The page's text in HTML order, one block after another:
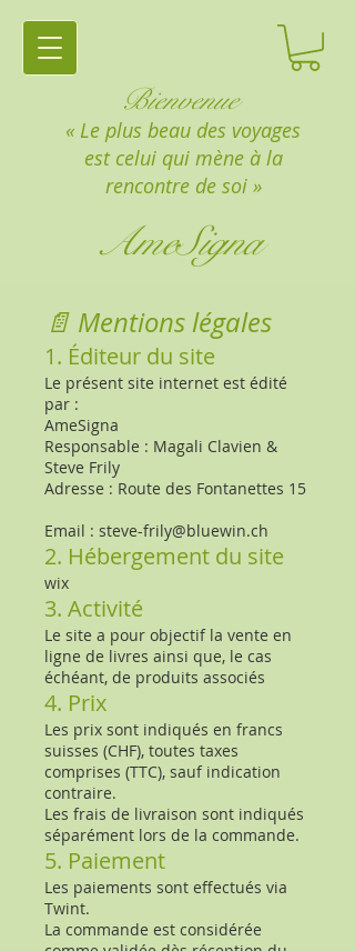
Bienvenue
« Le plus beau des voyages
est celui qui mène à la
rencontre de soi »
AmeSigna
📄 Mentions légales
1. Éditeur du site
Le présent site internet est édité
par :
AmeSigna
Responsable : Magali Clavien &
Steve Frily
Adresse : Route des Fontanettes 15
Email : steve-frily@bluewin.ch
2. Hébergement du site
wix
3. Activité
Le site a pour objectif la vente en
ligne de livres ainsi que, le cas
échéant, de produits associés
4. Prix
Les prix sont indiqués en francs
suisses (CHF), toutes taxes
comprises (TTC), sauf indication
contraire.
Les frais de livraison sont indiqués
séparément lors de la commande.
5. Paiement
Les paiements sont effectués via
Twint.
La commande est considérée